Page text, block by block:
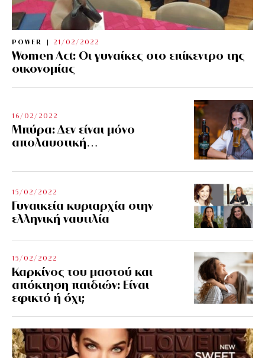
POWER 21/02/2022
Women Act: Οι γυναίκες στο επίκεντρο της
οικονομίας
16/02/2022
Μπύρα: Δεν είναι μόνο
απολαυστική…
15/02/2022
Γυναικεία κυριαρχία στην
ελληνική ναυτιλία
15/02/2022
Καρκίνος του μαστού και
απόκτηση παιδιών: Είναι
εφικτό ή όχι;